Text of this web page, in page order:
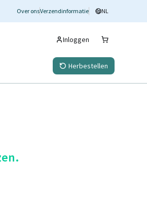
Over onsVerzendinformatie NL
Inloggen
Herbestellen